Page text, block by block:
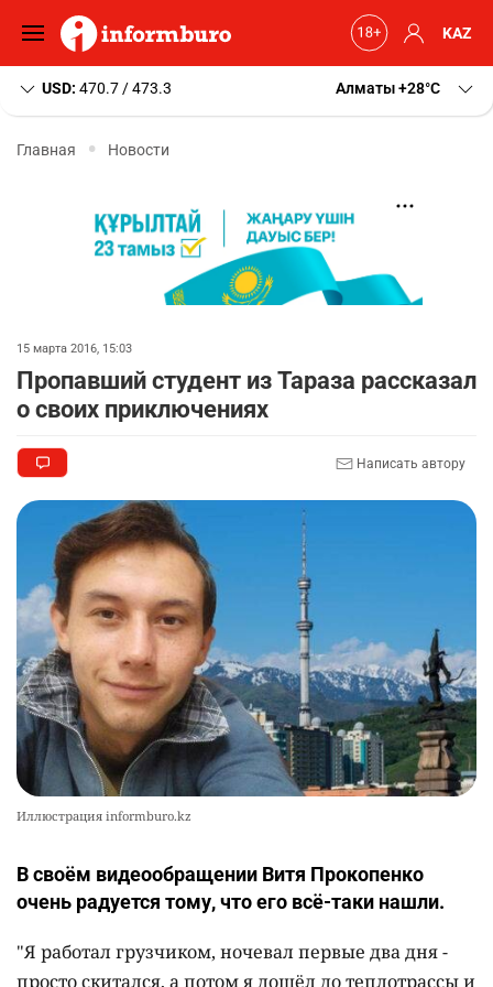
KAZ
USD: 470.7 / 473.3 Алматы+28 C
Главная Новости
15 марта 2016, 15:03
Пропавший студент из Тараза рассказал
о своих приключениях
Написать автору
Иллюстрация informburo.kz
В своём видеообращении Витя Прокопенко
очень радуется тому, что его всё-таки нашли.
"Я работал грузчиком, ночевал первые два дня -
просто скитался, а потом я дошёл до теплотрассы и